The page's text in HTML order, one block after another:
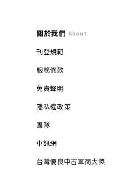
關於我們 About
刊登規範
服務條款
免責聲明
隱私權政策
團隊
車訊網
台灣優良中古車商大獎